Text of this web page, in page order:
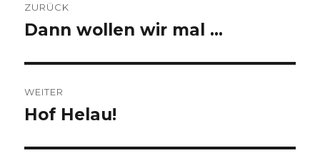
ZURÜCK
Vorheriger
Dann wollen wir mal …
WEITER
Nächster
Hof Helau!